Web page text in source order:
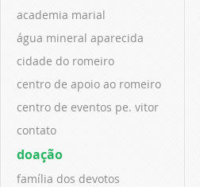
academia marial
água mineral aparecida
cidade do romeiro
centro de apoio ao romeiro
centro de eventos pe. vitor
contato
doação
família dos devotos